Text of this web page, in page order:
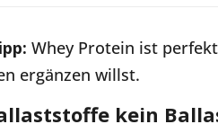
Whey Protein ist
ergänzen willst.
kein